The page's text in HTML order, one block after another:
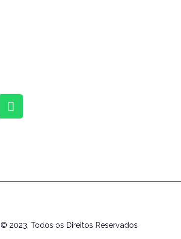
© 2023. Todos os Direitos Reservados